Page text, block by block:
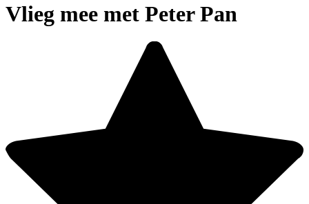
Vlieg mee met Peter Pan